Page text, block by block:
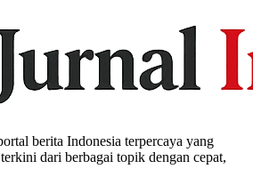
berita Indonesia terpercaya yang
dari berbagai topik dengan cepat,